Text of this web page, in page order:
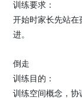
训练要求：
开始时家长先站
进。
倒走
训练目的：
训练空间概念，协